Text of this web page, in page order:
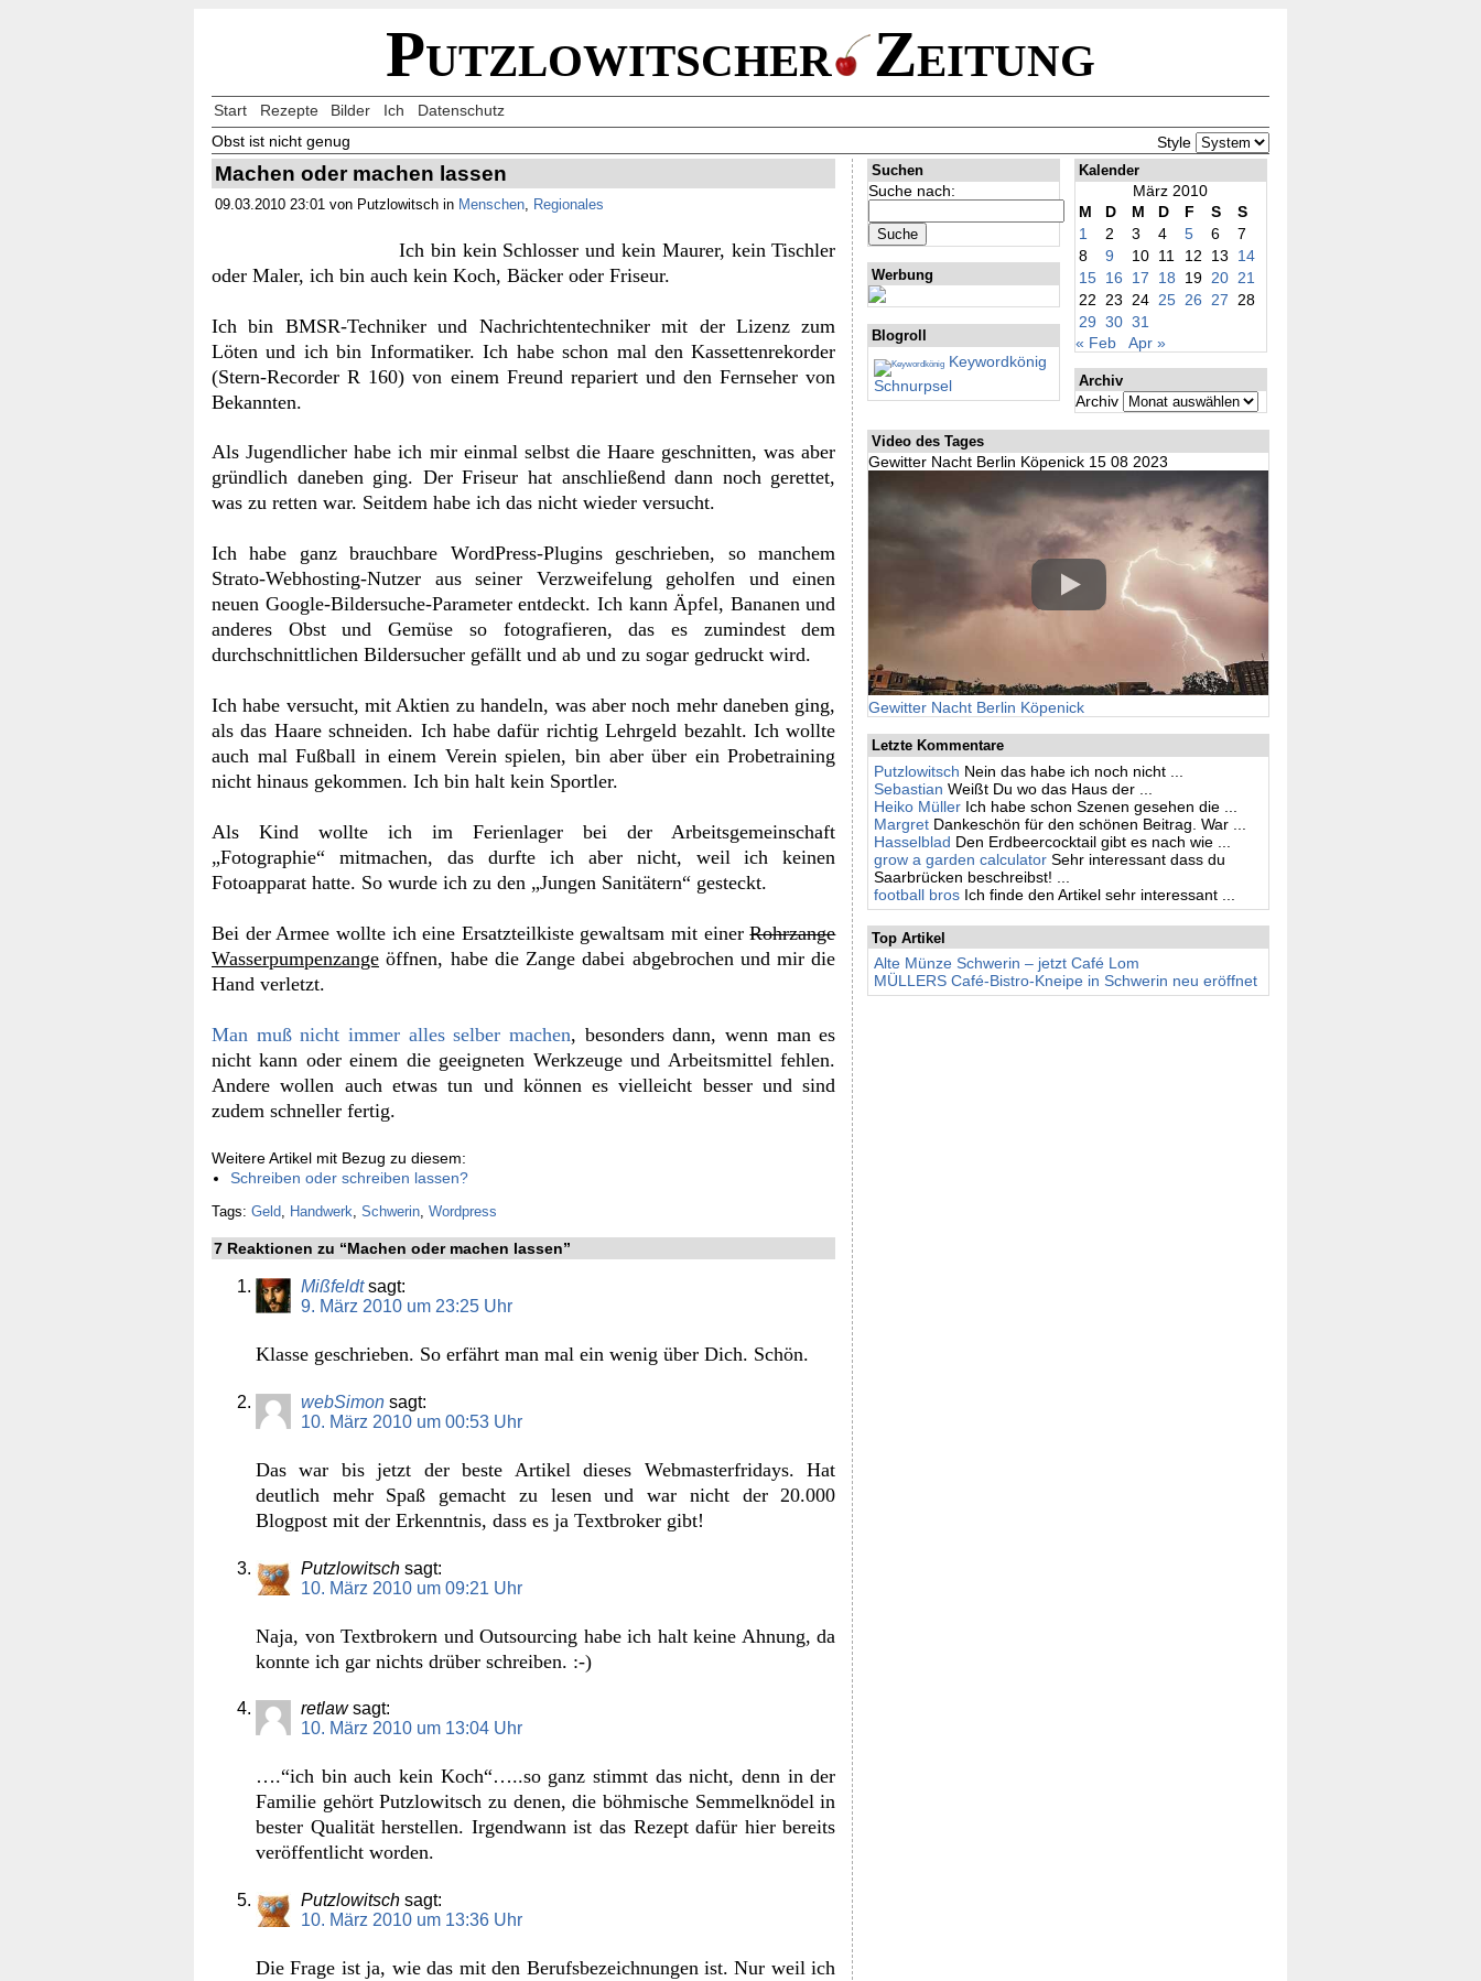
Putzlowitscher Zeitung
Start Rezepte Bilder Ich
Datenschutz
Obst ist nicht genug
Style
Machen oder machen lassen
09.03.2010 23:01 von Putzlowitsch in Menschen, Regionales
Ich bin kein Schlosser und kein Maurer, kein Tischler
oder Maler, ich bin auch kein Koch, Bäcker oder Friseur.
Ich bin BMSR-Techniker und Nachrichtentechniker mit der Lizenz zum
Löten und ich bin Informatiker. Ich habe schon mal den Kassettenrekorder
(Stern-Recorder R 160) von einem Freund repariert und den Fernseher von
Bekannten.
Als Jugendlicher habe ich mir einmal selbst die Haare geschnitten, was aber
gründlich daneben ging. Der Friseur hat anschließend dann noch gerettet,
was zu retten war. Seitdem habe ich das nicht wieder versucht.
Ich habe ganz brauchbare WordPress-Plugins geschrieben, so manchem
Strato-Webhosting-Nutzer aus seiner Verzweifelung geholfen und einen
neuen Google-Bildersuche-Parameter entdeckt. Ich kann Äpfel, Bananen und
anderes Obst und Gemüse so fotografieren, das es zumindest dem
durchschnittlichen Bildersucher gefällt und ab und zu sogar gedruckt wird.
Ich habe versucht, mit Aktien zu handeln, was aber noch mehr daneben ging,
als das Haare schneiden. Ich habe dafür richtig Lehrgeld bezahlt. Ich wollte
auch mal Fußball in einem Verein spielen, bin aber über ein Probetraining
nicht hinaus gekommen. Ich bin halt kein Sportler.
Als Kind wollte ich im Ferienlager bei der Arbeitsgemeinschaft
„Fotographie“ mitmachen, das durfte ich aber nicht, weil ich keinen
Fotoapparat hatte. So wurde ich zu den „Jungen Sanitätern“ gesteckt.
Bei der Armee wollte ich eine Ersatzteilkiste gewaltsam mit einerRohrzange
Wasserpumpenzange öffnen, habe die Zange dabei abgebrochen und mir die
Hand verletzt.
Man muß nicht immer alles selber machen, besonders dann, wenn man es
nicht kann oder einem die geeigneten Werkzeuge und Arbeitsmittel fehlen.
Andere wollen auch etwas tun und können es vielleicht besser und sind
zudem schneller fertig.
Weitere Artikel mit Bezug zu diesem:
Schreiben oder schreiben lassen?
Tags: Geld Handwerk Schwerin Wordpress
7 Reaktionen zu “Machen oder machen lassen”
Mißfeldt sagt:
9. März 2010 um 23:25 Uhr
Klasse geschrieben. So erfährt man mal ein wenig über Dich. Schön.
webSimon sagt:
10. März 2010 um 00:53 Uhr
Das war bis jetzt der beste Artikel dieses Webmasterfridays. Hat
deutlich mehr Spaß gemacht zu lesen und war nicht der 20.000
Blogpost mit der Erkenntnis, dass es ja Textbroker gibt!
Putzlowitsch sagt:
10. März 2010 um 09:21 Uhr
Naja, von Textbrokern und Outsourcing habe ich halt keine Ahnung, da
konnte ich gar nichts drüber schreiben. :-)
retlaw sagt:
10. März 2010 um 13:04 Uhr
….“ich bin auch kein Koch“…..so ganz stimmt das nicht, denn in der
Familie gehört Putzlowitsch zu denen, die böhmische Semmelknödel in
bester Qualität herstellen. Irgendwann ist das Rezept dafür hier bereits
veröffentlicht worden.
Putzlowitsch sagt:
10. März 2010 um 13:36 Uhr
Die Frage ist ja, wie das mit den Berufsbezeichnungen ist. Nur weil ich
Suchen
Suche nach:
Werbung
Blogroll
Keywordkönig
Schnurpsel
Kalender
März 2010
M
D M D F S
S
1
2 3 4 5 6
7
8
9 10 11 12 13
14
15 16 17 18 19 20 21
22
23 24 25 26 27
28
29 30 31
« Feb
Apr »
Archiv
Archiv
Video des Tages
Gewitter Nacht Berlin Köpenick 15 08 2023
Gewitter Nacht Berlin Köpenick
Letzte Kommentare
Putzlowitsch Nein das habe ich noch nicht ...
Sebastian Weißt Du wo das Haus der ...
Heiko Müller Ich habe schon Szenen gesehen die ...
Margret Dankeschön für den schönen Beitrag. War ...
Hasselblad Den Erdbeercocktail gibt es nach wie ...
grow a garden calculator Sehr interessant dass du
Saarbrücken beschreibst! ...
football bros Ich finde den Artikel sehr interessant ...
Top Artikel
Alte Münze Schwerin – jetzt Café Lom
MÜLLERS Café-Bistro-Kneipe in Schwerin neu eröffnet